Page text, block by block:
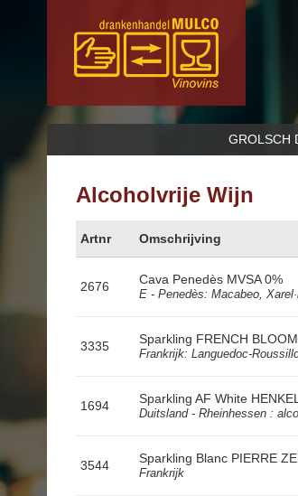
GROLSCH
Alcoholvrije Wijn
Artnr Omschrijving
2676 Cava Penedès MVSA 0%
E - Penedès: Macabeo,
3335 Sparkling FRENCH
Frankrijk: Languedoc-
1694 Sparkling AF White
Duitsland - Rheinhessen :
3544 Sparkling Blanc PIERRE
Frankrijk